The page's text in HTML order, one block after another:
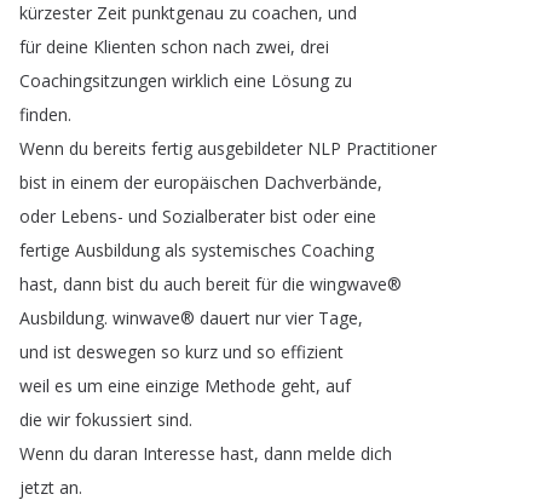
kürzester Zeit punktgenau zu coachen, und
für deine Klienten schon nach zwei, drei
Coachingsitzungen wirklich eine Lösung zu
finden.
Wenn du bereits fertig ausgebildeter NLP Practitioner
bist in einem der europäischen Dachverbände,
oder Lebens- und Sozialberater bist oder eine
fertige Ausbildung als systemisches Coaching
hast, dann bist du auch bereit für die wingwave®
Ausbildung. winwave® dauert nur vier Tage,
und ist deswegen so kurz und so effizient
weil es um eine einzige Methode geht, auf
die wir fokussiert sind.
Wenn du daran Interesse hast, dann melde dich
jetzt an.